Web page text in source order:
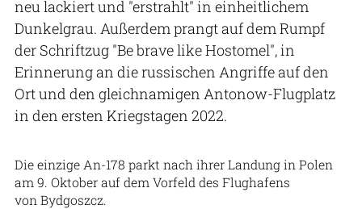
neu lackiert und "erstrahlt" in einheitlichem
Dunkelgrau. Außerdem prangt auf dem Rumpf
der Schriftzug "Be brave like Hostomel", in
Erinnerung an die russischen Angriffe auf den
Ort und den gleichnamigen Antonow-Flugplatz
in den ersten Kriegstagen 2022.
Die einzige An-178 parkt nach ihrer Landung in Polen
am 9. Oktober auf dem Vorfeld des Flughafens
von Bydgoszcz.